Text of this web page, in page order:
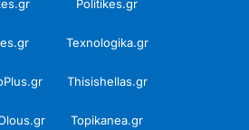
Politikes.gr
Texnologika.gr
Thisishellas.gr
Topikanea.gr